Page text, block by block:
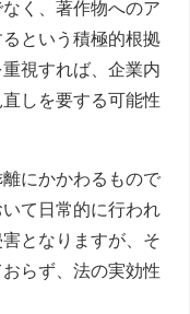
く、著作物へのア
という積極的根拠
視すれば、企業内
しを要する可能性
にかかわるもので
て日常的に行われ
となりますが、そ
らず、法の実効性